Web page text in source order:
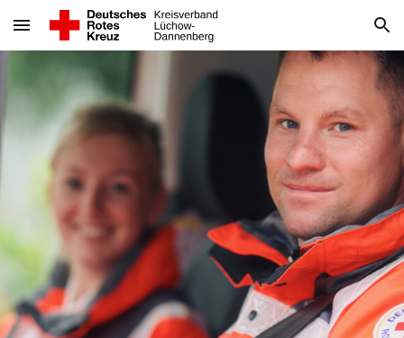
Skip to main content Skip to navigation